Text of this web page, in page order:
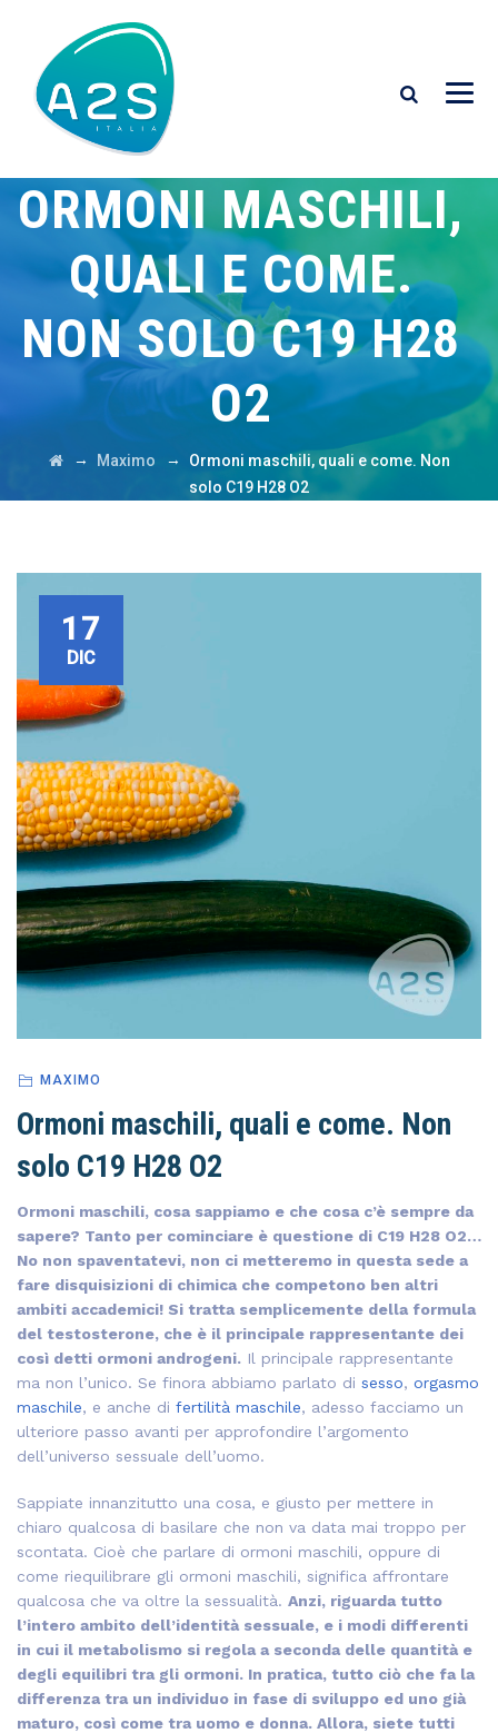
ORMONI MASCHILI,
QUALI E COME.
NON SOLO C19 H28
O2
→ Maximo →
Ormoni maschili, quali e come. Non
solo C19 H28 O2
17
DIC
MAXIMO
Ormoni maschili, quali e come. Non
solo C19 H28 O2
Ormoni maschili, cosa sappiamo e che cosa c’è sempre da
sapere? Tanto per cominciare è questione di C19 H28 O2…
No non spaventatevi, non ci metteremo in questa sede a
fare disquisizioni di chimica che competono ben altri
ambiti accademici! Si tratta semplicemente della formula
del testosterone, che è il principale rappresentante dei
così detti ormoni androgeni. Il principale rappresentante
ma non l’unico. Se finora abbiamo parlato di sesso, orgasmo
maschile, e anche di fertilità maschile, adesso facciamo un
ulteriore passo avanti per approfondire l’argomento
dell’universo sessuale dell’uomo.
Sappiate innanzitutto una cosa, e giusto per mettere in
chiaro qualcosa di basilare che non va data mai troppo per
scontata. Cioè che parlare di ormoni maschili, oppure di
come riequilibrare gli ormoni maschili, significa affrontare
qualcosa che va oltre la sessualità. Anzi, riguarda tutto
l’intero ambito dell’identità sessuale, e i modi differenti
in cui il metabolismo si regola a seconda delle quantità e
degli equilibri tra gli ormoni. In pratica, tutto ciò che fa la
differenza tra un individuo in fase di sviluppo ed uno già
maturo, così come tra uomo e donna. Allora, siete tutti